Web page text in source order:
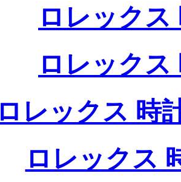
ロレックス
ロレックス
ロレックス 時
ロレックス